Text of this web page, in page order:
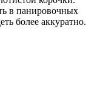
в панировочных
более аккуратно.